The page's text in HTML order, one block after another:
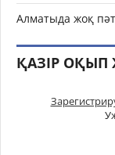
Алматыда жоқ
ҚАЗІР ОҚЫП